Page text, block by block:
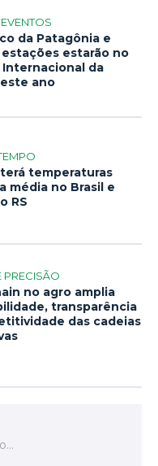
da Patagônia e
estações estarão no
Internacional da
ano
temperaturas
média no Brasil e
RS
PRECISÃO
no agro amplia
transparência
das cadeias